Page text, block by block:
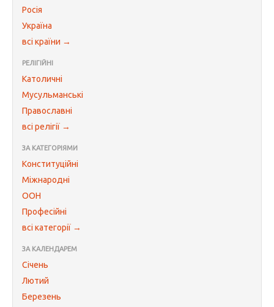
Росія
Україна
всі країни →
РЕЛІГІЙНІ
Католичні
Мусульманські
Православні
всі релігії →
ЗА КАТЕГОРІЯМИ
Конституційні
Міжнародні
ООН
Професійні
всі категорії →
ЗА КАЛЕНДАРЕМ
Січень
Лютий
Березень